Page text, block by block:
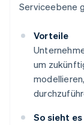
Serviceebene
Vorteile
um
So sieht